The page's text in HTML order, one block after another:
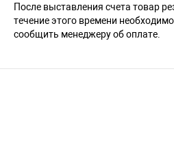
После выставления счета товар
течение этого времени
сообщить менеджеру об оплате.